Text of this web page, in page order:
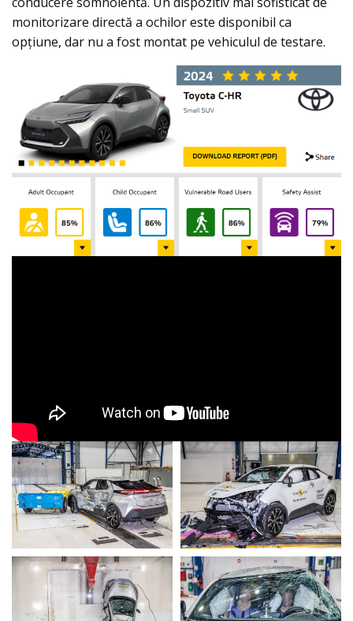
monitorizare directă a ochilor este disponibil ca
opțiune, dar nu a fost montat pe vehiculul de testare.